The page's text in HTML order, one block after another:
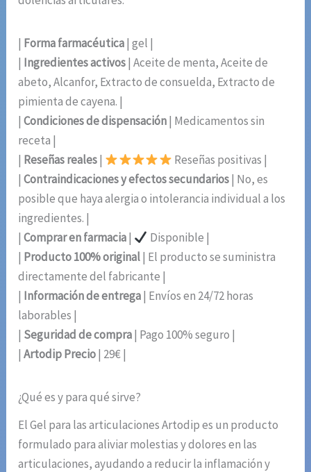
| Forma farmacéutica| gel |
| Ingredientes activos| Aceite de menta, Aceite de
abeto, Alcanfor, Extracto de consuelda, Extracto de
pimienta de cayena. |
|Condiciones de dispensación| Medicamentos sin
receta |
| Reseñas reales|
Reseñas positivas |
|Contraindicaciones y efectos secundarios| No, es
posible que haya alergia o intolerancia individual a los
ingredientes. |
|Comprar en farmacia|
Disponible |
| Producto 100% original| El producto se suministra
directamente del fabricante |
| Información de entrega| Envíos en 24/72 horas
laborables |
| Seguridad de compra| Pago 100% seguro |
|Artodip Precio| 29€ |
¿Qué es y para qué sirve?
El Gel para las articulaciones Artodip es un producto
formulado para aliviar molestias y dolores en las
articulaciones, ayudando a reducir la inflamación y